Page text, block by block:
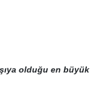
olduğu en büyük